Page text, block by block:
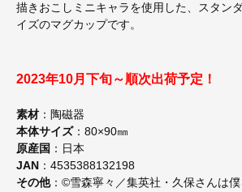
描きおこしミニキャラを使用した、スタン
イズのマグカップです。
2023年10月下旬～順次出荷予定！
素材 ：陶磁器
本体サイズ：80×90㎜
原産国 ：日本
JAN ：4535388132198
その他：©雪森寧々／集英社・久保さんは